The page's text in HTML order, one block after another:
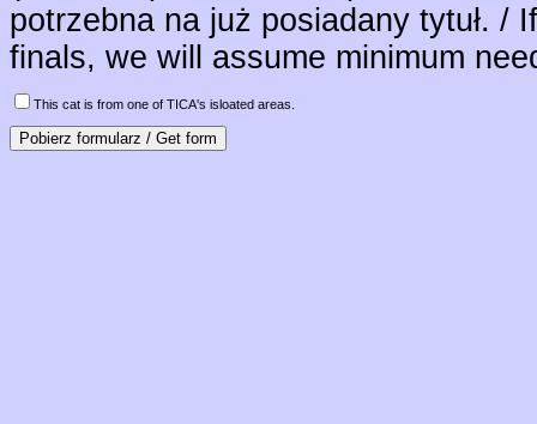
potrzebna na już posiadany tytuł. /
finals, we will assume minimum
This cat is from one of TICA's isloated areas.